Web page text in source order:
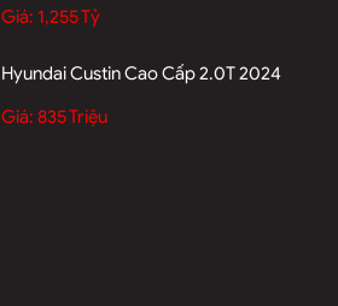
Giá: 1,255 Tỷ
Hyundai Custin Cao Cấp 2.0T 2024
Giá: 835 Triệu